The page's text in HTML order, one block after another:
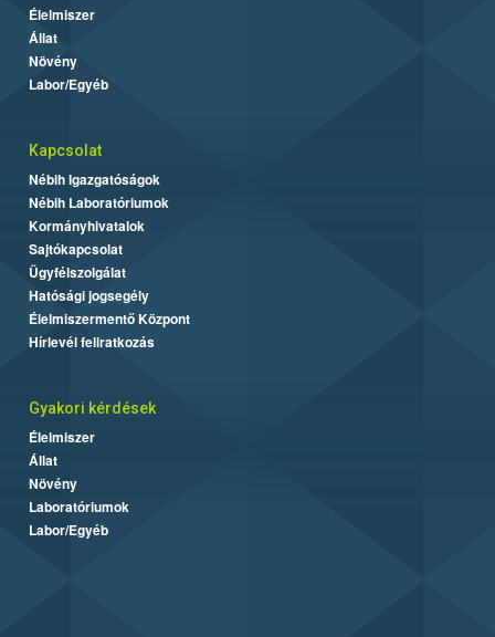
Élelmiszer
Állat
Növény
Labor/Egyéb
Kapcsolat
Nébih Igazgatóságok
Nébih Laboratóriumok
Kormányhivatalok
Sajtókapcsolat
Ügyfélszolgálat
Hatósági jogsegély
Élelmiszermentő Központ
Hírlevél feliratkozás
Gyakori kérdések
Élelmiszer
Állat
Növény
Laboratóriumok
Labor/Egyéb